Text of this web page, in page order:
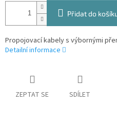
Přidat do
Propojovací kabely s výbornými
Detailní informace
ZEPTAT SE SDÍLET